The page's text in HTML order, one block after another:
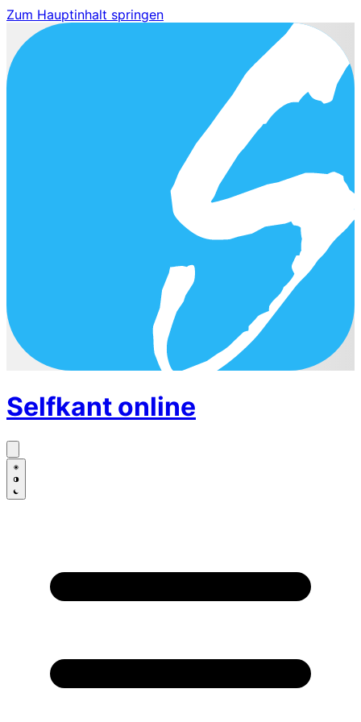
Zum Hauptinhalt springen
Selfkant online